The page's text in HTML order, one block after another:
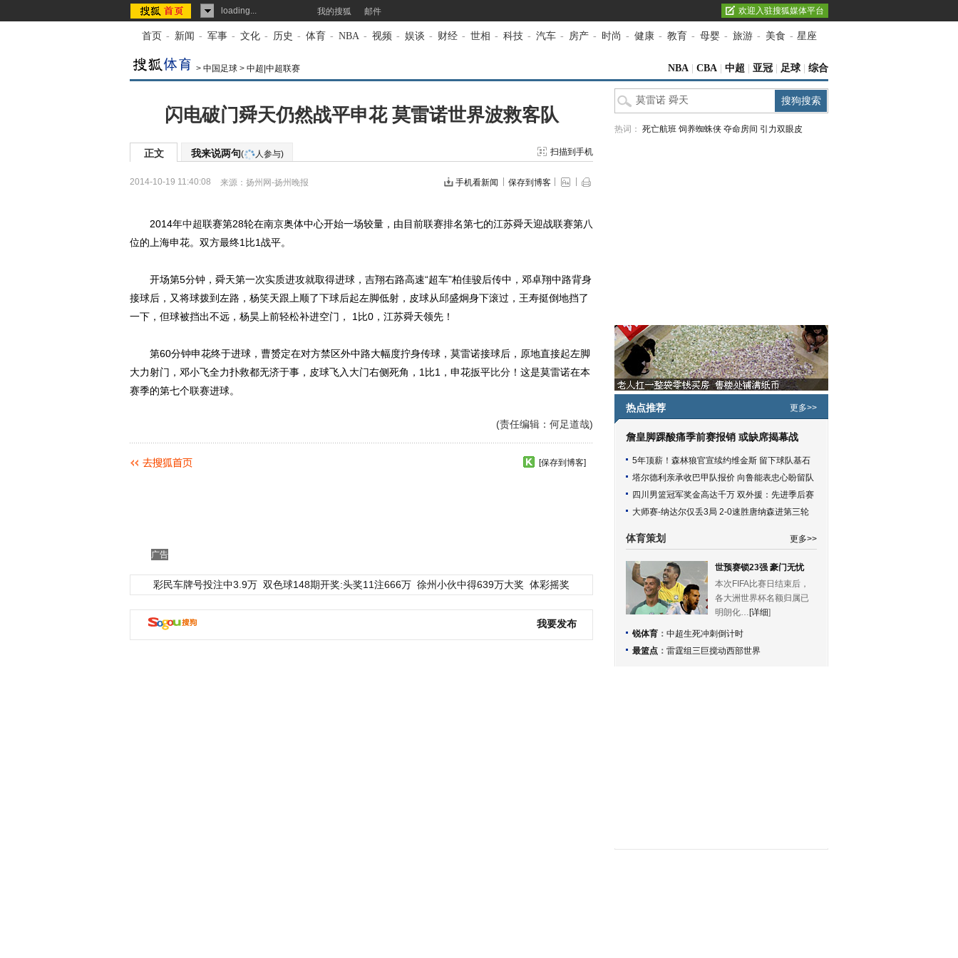
loading... 我的搜狐 邮件 欢迎入驻搜狐媒体平台
首页 - 新闻 - 军事 - 文化 - 历史 - 体育 - NBA - 视频 - 娱谈 - 财经 - 世相 - 科技 - 汽车 - 房产 - 时尚 - 健康 - 教育 - 母婴 - 旅游 - 美食 - 星座
> 中国足球 > 中超|中超联赛 NBA CBA 中超 亚冠 足球 综合
闪电破门舜天仍然战平申花 莫雷诺世界波救客队
正文 我来说两句( 人参与) 扫描到手机
2014-10-19 11:40:08 来源： 扬州网-扬州晚报 手机看新闻 保存到博客
2014年中超联赛第28轮在南京奥体中心开始一场较量，由目前联赛排名第七的江苏舜天迎战联赛第八
位的上海申花。双方最终1比1战平。
开场第5分钟，舜天第一次实质进攻就取得进球，吉翔右路高速“超车”柏佳骏后传中，邓卓翔中路背身
接球后，又将球拨到左路，杨笑天跟上顺了下球后起左脚低射，皮球从邱盛炯身下滚过，王寿挺倒地挡了
一下，但球被挡出不远，杨昊上前轻松补进空门， 1比0，江苏舜天领先！
第60分钟申花终于进球，曹赟定在对方禁区外中路大幅度拧身传球，莫雷诺接球后，原地直接起左脚
大力射门，邓小飞全力扑救都无济于事，皮球飞入大门右侧死角，1比1，申花扳平比分 ！这是莫雷诺在本
赛季的第七个联赛进球。
(责任编辑：何足道哉)
[保存到博客]
广告
彩民车牌号投注中3.9万 双色球148期开奖:头奖11注666万 徐州小伙中得639万大奖 体彩摇奖
我要发布
热词： 死亡航班 饲养蜘蛛侠 夺命房间 引力双眼皮
热点推荐 更多>>
詹皇脚踝酸痛季前赛报销 或缺席揭幕战
5年顶薪！森林狼官宣续约维金斯 留下球队基石
塔尔德利亲承收巴甲队报价 向鲁能表忠心盼留队
四川男篮冠军奖金高达千万 双外援：先进季后赛
大师赛-纳达尔仅丢3局 2-0速胜唐纳森进第三轮
体育策划 更多>>
世预赛锁23强 豪门无忧
本次FIFA比赛日结束后，
各大洲世界杯名额归属已
明朗化… [详细]
锐体育 ： 中超生死冲刺倒计时
最篮点 ： 雷霆组三巨搅动西部世界